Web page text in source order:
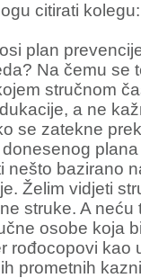
citirati kolegu:
plan
Na čemu se
stručnom
a ne
se zatekne
nešto bazirano
Želim vidjeti
struke. A
osobe koja
rođocopovi kao
prometnih